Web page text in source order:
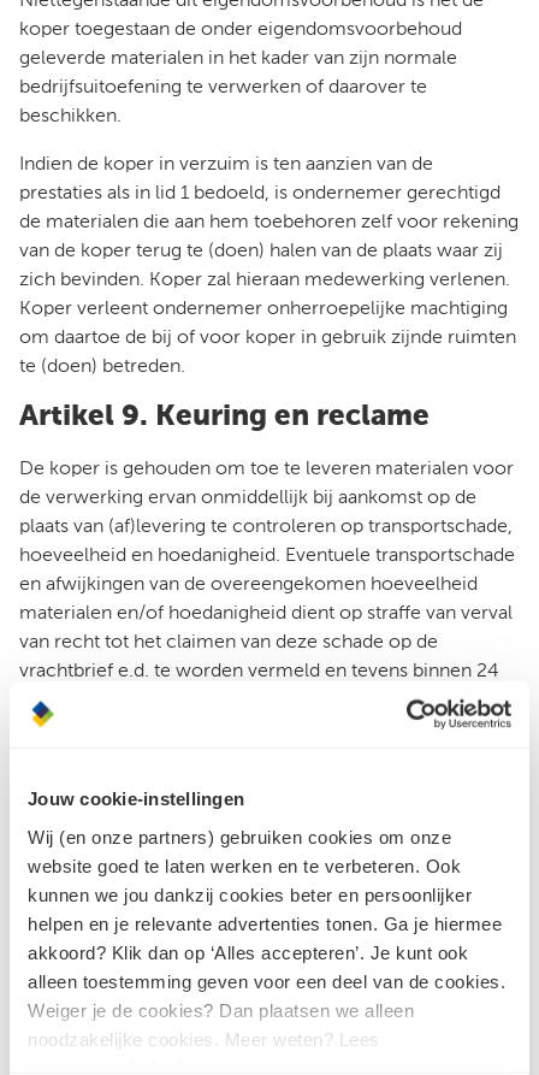
Jouw cookie-instellingen
Wij (en onze partners) gebruiken cookies om onze
website goed te laten werken en te verbeteren. Ook
kunnen we jou dankzij cookies beter en persoonlijker
helpen en je relevante advertenties tonen. Ga je hiermee
akkoord? Klik dan op ‘Alles accepteren’. Je kunt ook
alleen toestemming geven voor een deel van de cookies.
Weiger je de cookies? Dan plaatsen we alleen
noodzakelijke cookies. Meer weten? Lees
koper toegestaan de onder eigendomsvoorbehoud
geleverde materialen in het kader van zijn normale
bedrijfsuitoefening te verwerken of daarover te
beschikken.
Indien de koper in verzuim is ten aanzien van de
prestaties als in lid 1 bedoeld, is ondernemer gerechtigd
de materialen die aan hem toebehoren zelf voor rekening
van de koper terug te (doen) halen van de plaats waar zij
zich bevinden. Koper zal hieraan medewerking verlenen.
Koper verleent ondernemer onherroepelijke machtiging
om daartoe de bij of voor koper in gebruik zijnde ruimten
te (doen) betreden.
Artikel 9. Keuring en reclame
De koper is gehouden om toe te leveren materialen voor
de verwerking ervan onmiddellijk bij aankomst op de
plaats van (af)levering te controleren op transportschade,
hoeveelheid en hoedanigheid. Eventuele transportschade
en afwijkingen van de overeengekomen hoeveelheid
materialen en/of hoedanigheid dient op straffe van verval
van recht tot het claimen van deze schade op de
vrachtbrief e.d. te worden vermeld en tevens binnen 24
uur na aflevering door koper schriftelijk aan ondernemer
te worden gemeld.
kleur of in oppervlaktestructuur heeft de koper niet het
recht om af te keuren. Naast het bepaalde in artikel 3 lid 4
gelden voor de hoedanigheid en kwaliteit van het
geleverde de betreffende bepalingen van de leveranciers
hiervan aan ondernemer.